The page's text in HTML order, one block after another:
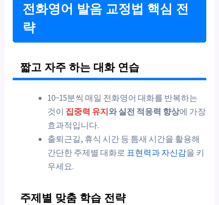
전화영어 발음 교정법 핵심 전
략
짧고 자주 하는 대화 연습
10~15분씩 매일 전화영어 대화를 반복하는
것이 집중력 유지와 실전 적응력 향상에 가장
효과적입니다.
출퇴근길, 휴식 시간 등 틈새 시간을 활용해
간단한 주제별 대화로 표현력과 자신감을 키
우세요.
주제별 맞춤 학습 전략